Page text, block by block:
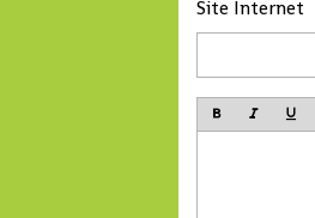
Site Internet